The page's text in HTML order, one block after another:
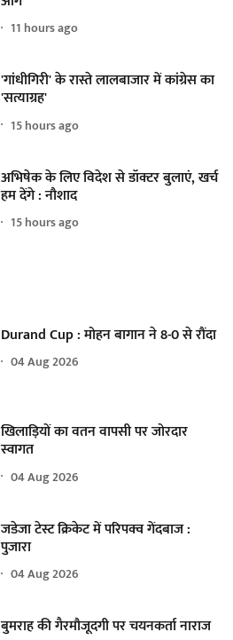
11 hours ago
'गांधीगिरी' के रास्ते लालबाजार में कांग्रेस का
'सत्याग्रह'
15 hours ago
अभिषेक के लिए विदेश से डॉक्टर बुलाएं, खर्च
हम देंगे : नौशाद
15 hours ago
Durand Cup : मोहन बागान ने 8-0 से रौंदा
04 Aug 2026
खिलाड़ियों का वतन वापसी पर जोरदार
स्वागत
04 Aug 2026
जडेजा टेस्ट क्रिकेट में परिपक्व गेंदबाज :
पुजारा
04 Aug 2026
बुमराह की गैरमौजूदगी पर चयनकर्ता नाराज